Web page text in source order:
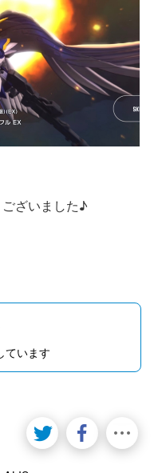
ざいました♪
ています